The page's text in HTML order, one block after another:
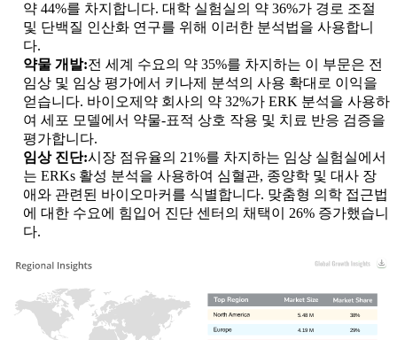
약 44%를 차지합니다. 대학 실험실의 약 36%가 경로 조절
및 단백질 인산화 연구를 위해 이러한 분석법을 사용합니
다.
약물 개발:전 세계 수요의 약 35%를 차지하는 이 부문은 전
임상 및 임상 평가에서 키나제 분석의 사용 확대로 이익을
얻습니다. 바이오제약 회사의 약 32%가 ERK 분석을 사용하
여 세포 모델에서 약물-표적 상호 작용 및 치료 반응 검증을
평가합니다.
임상 진단:시장 점유율의 21%를 차지하는 임상 실험실에서
는 ERKs 활성 분석을 사용하여 심혈관, 종양학 및 대사 장
애와 관련된 바이오마커를 식별합니다. 맞춤형 의학 접근법
에 대한 수요에 힘입어 진단 센터의 채택이 26% 증가했습니
다.
29%
4.19 M
38%
5.48 M